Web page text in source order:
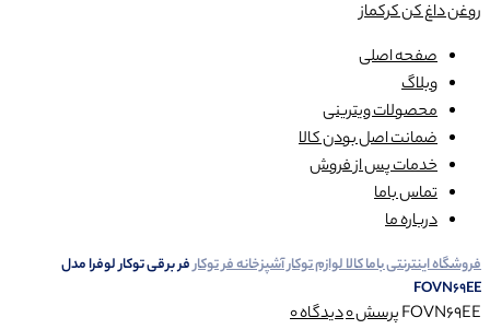
روغن داغ کن کرکماز
صفحه اصلی
وبلاگ
محصولات ویترینی
ضمانت اصل بودن کالا
خدمات پس از فروش
تماس باما
درباره ما
فروشگاه اینترنتی باما کالالوازم توکار آشپزخانهفر توکارفر برقی توکار لوفرا مدل
FOVN69EE
FOVN69EEپرسش0دیدگاه0